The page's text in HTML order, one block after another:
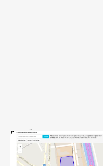
DAS KÖNNTE SIE AUCH